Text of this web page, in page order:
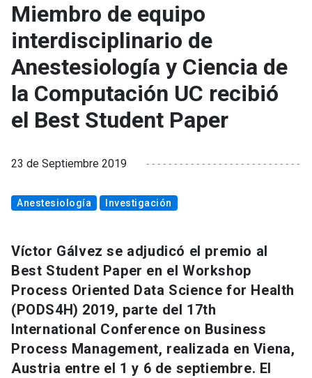
Miembro de equipo
interdisciplinario de
Anestesiología y Ciencia de
la Computación UC recibió
el Best Student Paper
23 de Septiembre 2019
Anestesiología Investigación
Víctor Gálvez se adjudicó el premio al
Best Student Paper en el Workshop
Process Oriented Data Science for Health
(PODS4H) 2019, parte del 17th
International Conference on Business
Process Management, realizada en Viena,
Austria entre el 1 y 6 de septiembre. El